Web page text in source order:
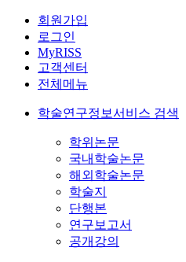
회원가입
로그인
MyRISS
고객센터
전체메뉴
학술연구정보서비스 검색
학위논문
국내학술논문
해외학술논문
학술지
단행본
연구보고서
공개강의